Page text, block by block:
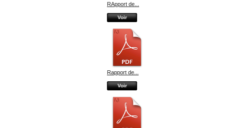
RApport de...
Voir
Rapport de...
Voir